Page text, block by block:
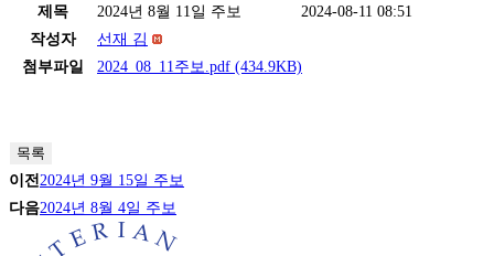
제목 2024년 8월 11일 주보
2024-08-11 08:51
작성자
선재 김
첨부파일
2024_08_11주보.pdf (434.9KB)
목록
이전2024년 9월 15일 주보
다음2024년 8월 4일 주보